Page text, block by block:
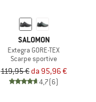
SALOMON
Extegra GORE-TEX
Scarpe sportive
119,95 € da 95,96 €
4,7(6)